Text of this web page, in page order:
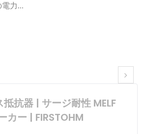
力定
での
はチ
に適し
熱衝撃
抗器 | サージ耐性 MELF
カー | FIRSTOHM